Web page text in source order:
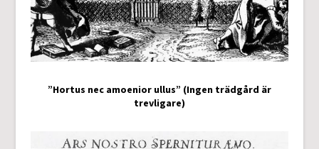
”Hortus nec amoenior ullus” (Ingen trädgård är
trevligare)